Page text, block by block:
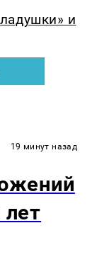
и
19 минут назад